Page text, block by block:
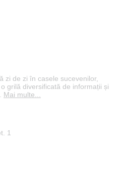
zi de zi în casele sucevenilor,
grilă diversificată de informații și
Mai multe...
1